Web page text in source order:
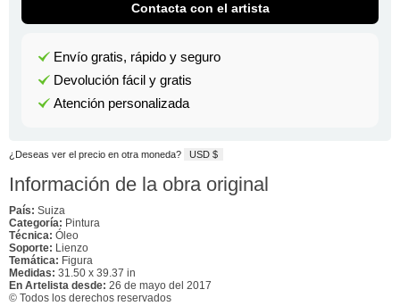
Contacta con el artista
Envío gratis, rápido y seguro
Devolución fácil y gratis
Atención personalizada
¿Deseas ver el precio en otra moneda? USD $
Información de la obra original
País: Suiza
Categoría: Pintura
Técnica: Óleo
Soporte: Lienzo
Temática: Figura
Medidas: 31.50 x 39.37 in
En Artelista desde: 26 de mayo del 2017
© Todos los derechos reservados